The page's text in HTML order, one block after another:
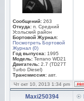
Сообщений: 263
Откуда: п. Средний
Усольский район
Бортовой Журнал:
Посмотреть Бортовой
Журнал (0)
Год выпуска: 1995
Модель: Terrano WD21
Двигатель: 2.7 (TD27T
Turbo Diesel)
Трансмиссия: авт.
Чт окт 10, 2013 1:34 pm
Maxi250394